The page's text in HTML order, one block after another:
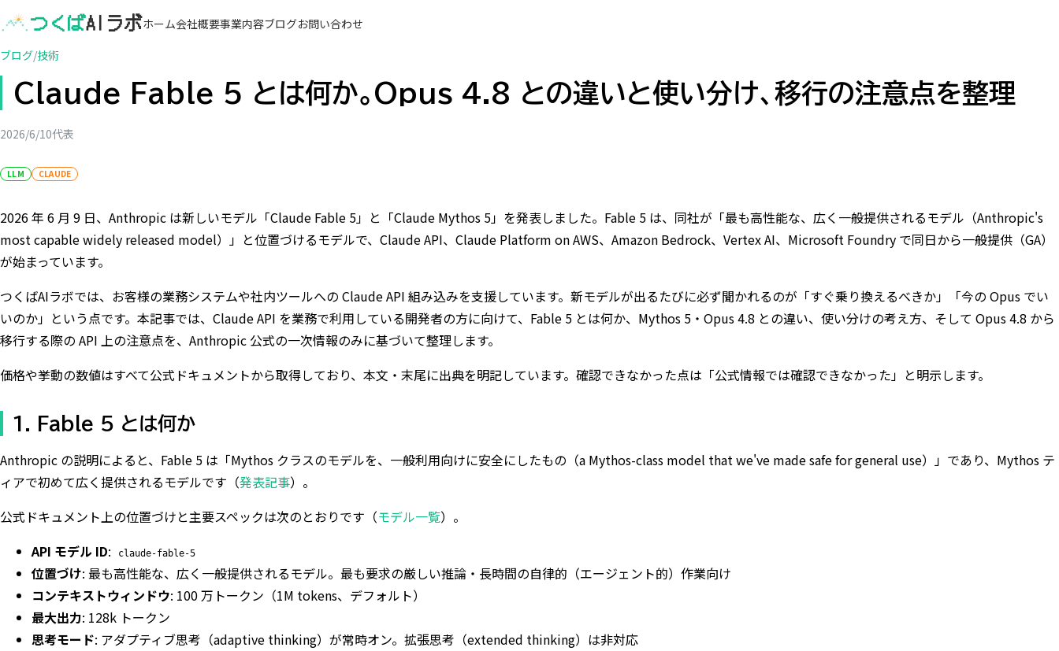
つくばAIラボホーム会社概要事業内容ブログお問い合わせ
ブログ/技術
Claude Fable 5 とは何か。Opus 4.8 との違いと使い分け、移行の注意点を整理
2026/6/10代表
LLM CLAUDE
2026 年 6 月 9 日、Anthropic は新しいモデル「Claude Fable 5」と「Claude Mythos 5」を発表しました。Fable 5 は、同社が「最も高性能な、広く一般提供されるモデル（Anthropic's
most capable widely released model）」と位置づけるモデルで、Claude API、Claude Platform on AWS、Amazon Bedrock、Vertex AI、Microsoft Foundry で同日から一般提供（GA）
が始まっています。
つくばAIラボでは、お客様の業務システムや社内ツールへの Claude API 組み込みを支援しています。新モデルが出るたびに必ず聞かれるのが「すぐ乗り換えるべきか」「今の Opus でい
いのか」という点です。本記事では、Claude API を業務で利用している開発者の方に向けて、Fable 5 とは何か、Mythos 5・Opus 4.8 との違い、使い分けの考え方、そして Opus 4.8 から
移行する際の API 上の注意点を、Anthropic 公式の一次情報のみに基づいて整理します。
価格や挙動の数値はすべて公式ドキュメントから取得しており、本文・末尾に出典を明記しています。確認できなかった点は「公式情報では確認できなかった」と明示します。
1. Fable 5 とは何か
Anthropic の説明によると、Fable 5 は「Mythos クラスのモデルを、一般利用向けに安全にしたもの（a Mythos-class model that we've made safe for general use）」であり、Mythos テ
ィアで初めて広く提供されるモデルです（発表記事）。
公式ドキュメント上の位置づけと主要スペックは次のとおりです（モデル一覧）。
API モデル ID: claude-fable-5
位置づけ: 最も高性能な、広く一般提供されるモデル。最も要求の厳しい推論・長時間の自律的（エージェント的）作業向け
コンテキストウィンドウ: 100 万トークン（1M tokens、デフォルト）
最大出力: 128k トークン
思考モード: アダプティブ思考（adaptive thinking）が常時オン。拡張思考（extended thinking）は非対応